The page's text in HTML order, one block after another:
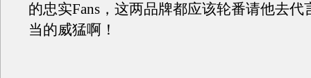
的忠实Fans，这两品牌都应该轮番请他去代
当的威猛啊！